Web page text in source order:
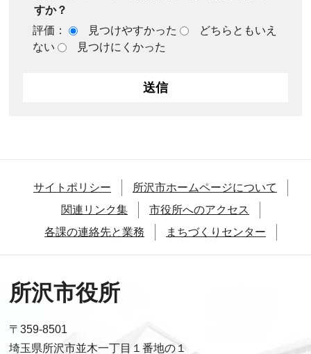
すか？
評価：
見つけやすかった
どちらともいえ
ない
見つけにくかった
サイトポリシー
所沢市ホームページについて
関連リンク集
市役所へのアクセス
各課の連絡先と業務
まちづくりセンター
所沢市役所
〒359-8501
埼玉県所沢市並木一丁目１番地の１